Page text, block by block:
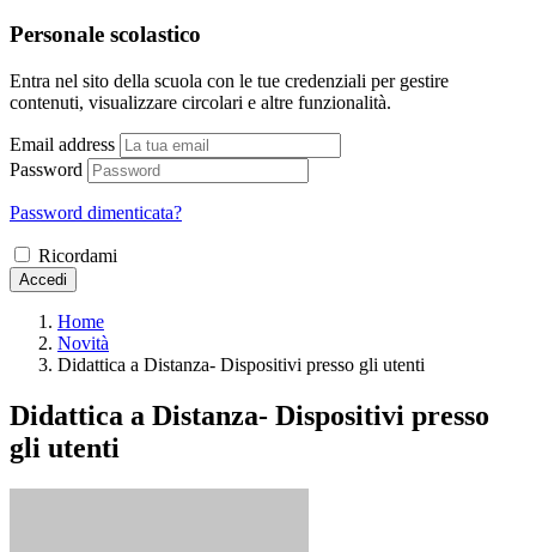
Personale scolastico
Entra nel sito della scuola con le tue credenziali per gestire
contenuti, visualizzare circolari e altre funzionalità.
Email address
Password
Password dimenticata?
Ricordami
Accedi
Home
Novità
Didattica a Distanza- Dispositivi presso gli utenti
Didattica a Distanza- Dispositivi presso
gli utenti